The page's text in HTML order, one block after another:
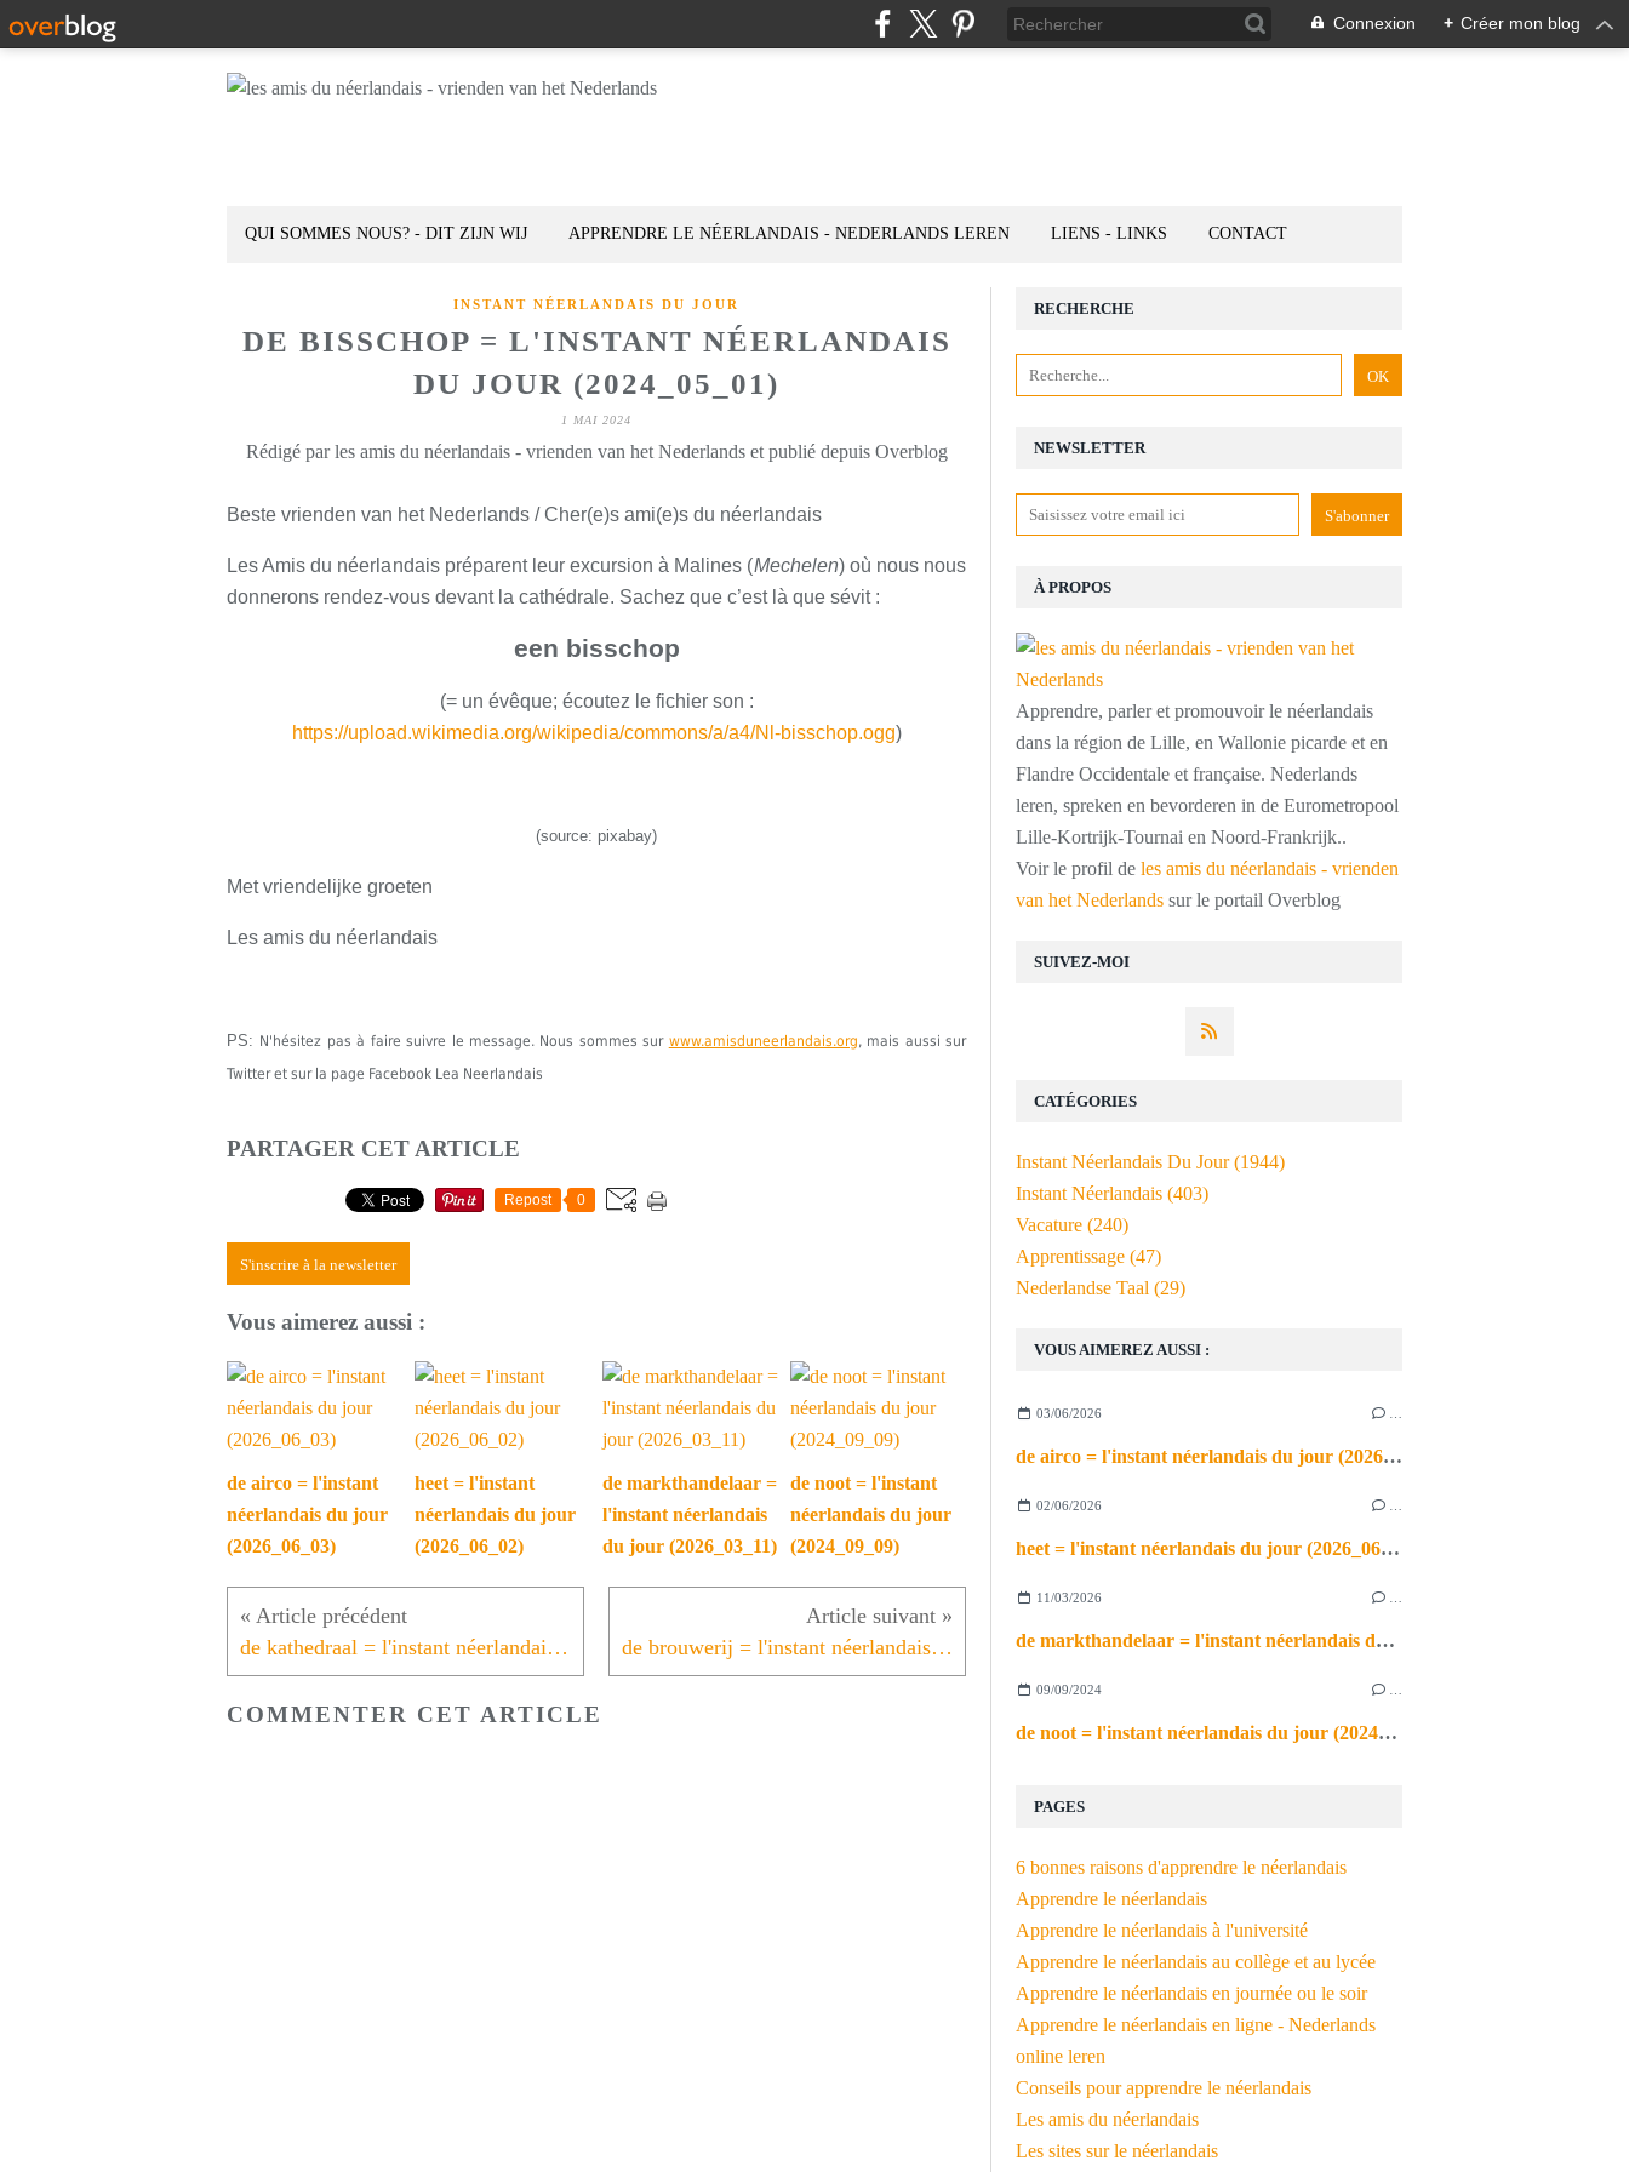
Connexion + Créer mon blog
QUI SOMMES NOUS? - DIT ZIJN WIJ APPRENDRE LE NÉERLANDAIS - NEDERLANDS LEREN LIENS - LINKS CONTACT
INSTANT NÉERLANDAIS DU JOUR
DE BISSCHOP = L'INSTANT NÉERLANDAIS
DU JOUR (2024_05_01)
1 MAI 2024
Rédigé par les amis du néerlandais - vrienden van het Nederlands et publié depuis Overblog
Beste vrienden van het Nederlands / Cher(e)s ami(e)s du néerlandais
Les Amis du néerlandais préparent leur excursion à Malines (Mechelen) où nous nous
donnerons rendez-vous devant la cathédrale. Sachez que c’est là que sévit :
een bisschop
(= un évêque; écoutez le fichier son :
https://upload.wikimedia.org/wikipedia/commons/a/a4/Nl-bisschop.ogg)
(source: pixabay)
Met vriendelijke groeten
Les amis du néerlandais
PS: N'hésitez pas à faire suivre le message. Nous sommes sur www.amisduneerlandais.org, mais aussi sur
Twitter et sur la page Facebook Lea Neerlandais
PARTAGER CET ARTICLE
Repost 0
S'inscrire à la newsletter
Vous aimerez aussi :
de airco = l'instant
néerlandais du jour
(2026_06_03)
heet = l'instant
néerlandais du jour
(2026_06_02)
de markthandelaar =
l'instant néerlandais
du jour (2026_03_11)
de noot = l'instant
néerlandais du jour
(2024_09_09)
de kathedraal = l'instant néerlandais du jour (2024_04_30) de brouwerij = l'instant néerlandais du jour (2024_05_02)
COMMENTER CET ARTICLE
NEWSLETTER
SUIVEZ-MOI
RECHERCHE
À PROPOS
Apprendre, parler et promouvoir le néerlandais
dans la région de Lille, en Wallonie picarde et en
Flandre Occidentale et française. Nederlands
leren, spreken en bevorderen in de Eurometropool
Lille-Kortrijk-Tournai en Noord-Frankrijk..
Voir le profil de les amis du néerlandais - vrienden
van het Nederlands sur le portail Overblog
VOUS AIMEREZ AUSSI :
03/06/2026
de airco = l'instant néerlandais du jour (2026_06_03)
02/06/2026
heet = l'instant néerlandais du jour (2026_06_02)
11/03/2026
de markthandelaar = l'instant néerlandais du jour (2026_03_11)
09/09/2024
de noot = l'instant néerlandais du jour (2024_09_09)
PAGES
6 bonnes raisons d'apprendre le néerlandais
Apprendre le néerlandais
Apprendre le néerlandais à l'université
Apprendre le néerlandais au collège et au lycée
Apprendre le néerlandais en journée ou le soir
Apprendre le néerlandais en ligne - Nederlands
online leren
Conseils pour apprendre le néerlandais
Les amis du néerlandais
Les sites sur le néerlandais
CATÉGORIES
Instant Néerlandais Du Jour(1944)
Instant Néerlandais (403)
Vacature (240)
Apprentissage (47)
Nederlandse Taal (29)